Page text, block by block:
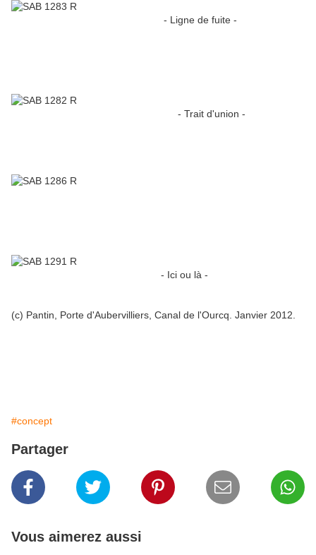
- Ligne de fuite -
- Trait d'union -
- Ici ou là -
(c) Pantin, Porte d'Aubervilliers, Canal de l'Ourcq. Janvier 2012.
#concept
Partager
Vous aimerez aussi